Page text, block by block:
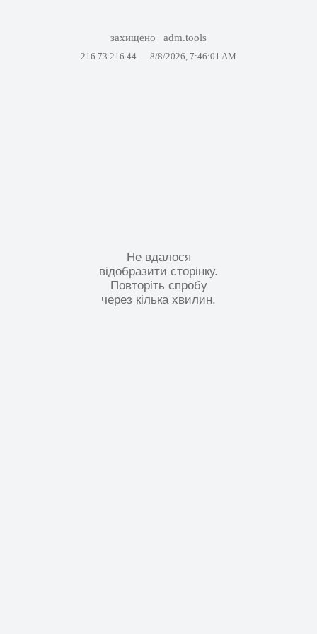
захищено adm.tools
216.73.216.44 — 8/8/2026, 7:46:01 AM
Не вдалося
відобразити сторінку.
Повторіть спробу
через кілька хвилин.